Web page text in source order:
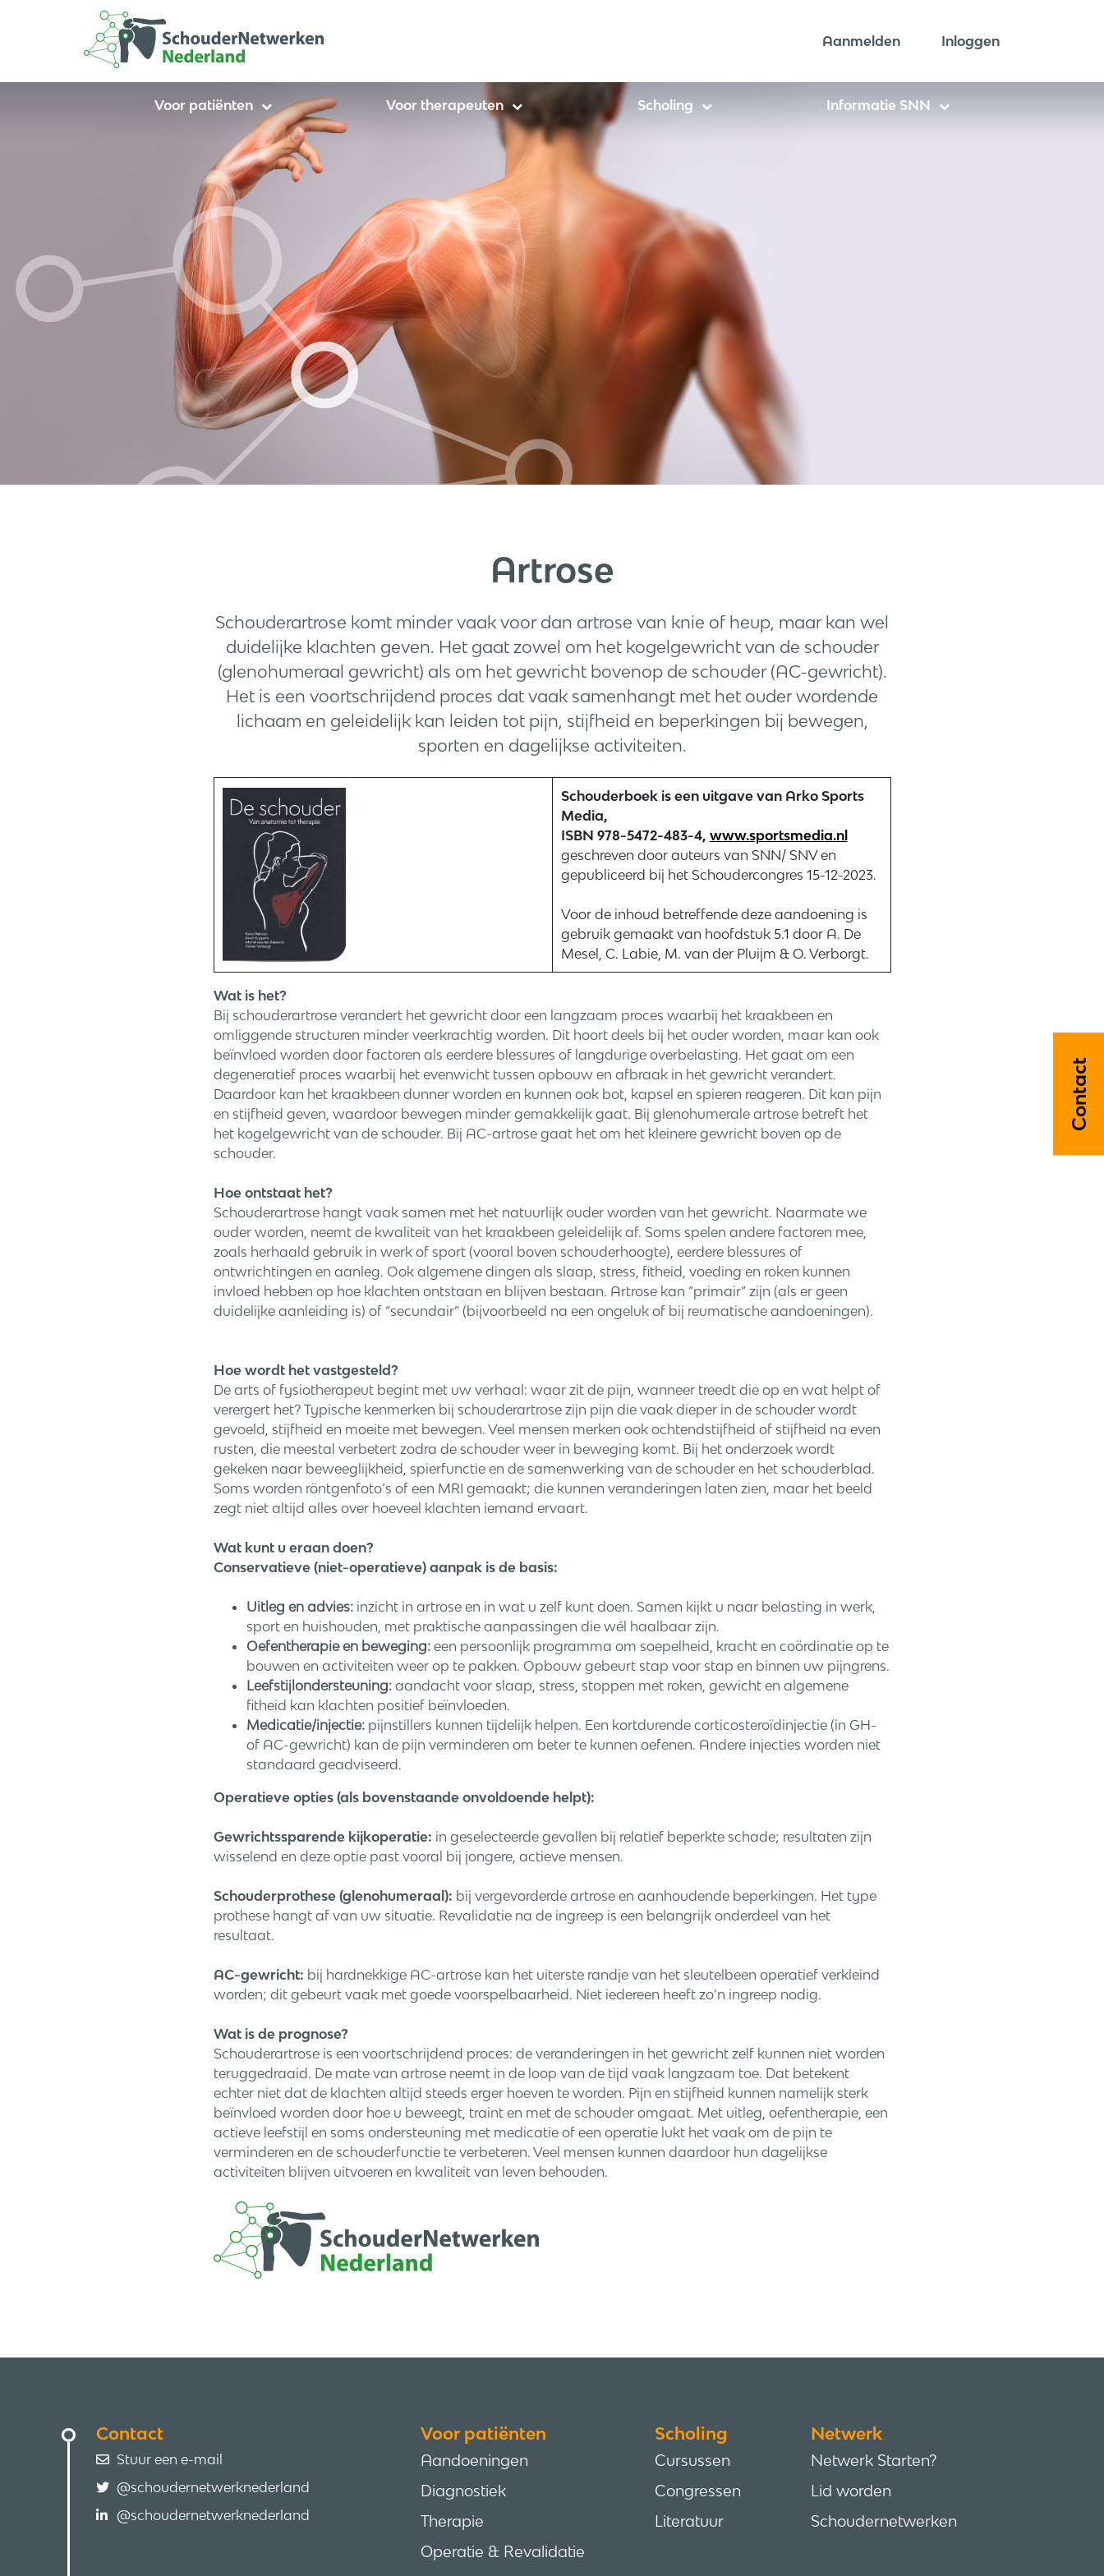
Contact
Inloggen
Aanmelden
Voor patiënten Voor therapeuten Scholing Informatie SNN
Artrose
Schouderartrose komt minder vaak voor dan artrose van knie of heup, maar kan wel
duidelijke klachten geven. Het gaat zowel om het kogelgewricht van de schouder
(glenohumeraal gewricht) als om het gewricht bovenop de schouder (AC-gewricht).
Het is een voortschrijdend proces dat vaak samenhangt met het ouder wordende
lichaam en geleidelijk kan leiden tot pijn, stijfheid en beperkingen bij bewegen,
sporten en dagelijkse activiteiten.
Schouderboek is een uitgave van Arko Sports
Media,
ISBN 978-5472-483-4, www.sportsmedia.nl
geschreven door auteurs van SNN/ SNV en
gepubliceerd bij het Schoudercongres 15-12-2023.
Voor de inhoud betreffende deze aandoening is
gebruik gemaakt van hoofdstuk 5.1 door A. De
Mesel, C. Labie, M. van der Pluijm & O. Verborgt.
Wat is het?
Bij schouderartrose verandert het gewricht door een langzaam proces waarbij het kraakbeen en
omliggende structuren minder veerkrachtig worden. Dit hoort deels bij het ouder worden, maar kan ook
beïnvloed worden door factoren als eerdere blessures of langdurige overbelasting. Het gaat om een
degeneratief proces waarbij het evenwicht tussen opbouw en afbraak in het gewricht verandert.
Daardoor kan het kraakbeen dunner worden en kunnen ook bot, kapsel en spieren reageren. Dit kan pijn
en stijfheid geven, waardoor bewegen minder gemakkelijk gaat. Bij glenohumerale artrose betreft het
het kogelgewricht van de schouder. Bij AC-artrose gaat het om het kleinere gewricht boven op de
schouder.
Hoe ontstaat het?
Schouderartrose hangt vaak samen met het natuurlijk ouder worden van het gewricht. Naarmate we
ouder worden, neemt de kwaliteit van het kraakbeen geleidelijk af. Soms spelen andere factoren mee,
zoals herhaald gebruik in werk of sport (vooral boven schouderhoogte), eerdere blessures of
ontwrichtingen en aanleg. Ook algemene dingen als slaap, stress, fitheid, voeding en roken kunnen
invloed hebben op hoe klachten ontstaan en blijven bestaan. Artrose kan “primair” zijn (als er geen
duidelijke aanleiding is) of “secundair” (bijvoorbeeld na een ongeluk of bij reumatische aandoeningen).
Hoe wordt het vastgesteld?
De arts of fysiotherapeut begint met uw verhaal: waar zit de pijn, wanneer treedt die op en wat helpt of
verergert het? Typische kenmerken bij schouderartrose zijn pijn die vaak dieper in de schouder wordt
gevoeld, stijfheid en moeite met bewegen. Veel mensen merken ook ochtendstijfheid of stijfheid na even
rusten, die meestal verbetert zodra de schouder weer in beweging komt. Bij het onderzoek wordt
gekeken naar beweeglijkheid, spierfunctie en de samenwerking van de schouder en het schouderblad.
Soms worden röntgenfoto’s of een MRI gemaakt; die kunnen veranderingen laten zien, maar het beeld
zegt niet altijd alles over hoeveel klachten iemand ervaart.
Wat kunt u eraan doen?
Conservatieve (niet-operatieve) aanpak is de basis:
Uitleg en advies:inzicht in artrose en in wat u zelf kunt doen. Samen kijkt u naar belasting in werk,
sport en huishouden, met praktische aanpassingen die wél haalbaar zijn.
Oefentherapie en beweging:een persoonlijk programma om soepelheid, kracht en coördinatie op te
bouwen en activiteiten weer op te pakken. Opbouw gebeurt stap voor stap en binnen uw pijngrens.
Leefstijlondersteuning:aandacht voor slaap, stress, stoppen met roken, gewicht en algemene
fitheid kan klachten positief beïnvloeden.
Medicatie/injectie:pijnstillers kunnen tijdelijk helpen. Een kortdurende corticosteroïdinjectie (in GH-
of AC-gewricht) kan de pijn verminderen om beter te kunnen oefenen. Andere injecties worden niet
standaard geadviseerd.
Operatieve opties (als bovenstaande onvoldoende helpt):
Gewrichtssparende kijkoperatie: in geselecteerde gevallen bij relatief beperkte schade; resultaten zijn
wisselend en deze optie past vooral bij jongere, actieve mensen.
Schouderprothese (glenohumeraal): bij vergevorderde artrose en aanhoudende beperkingen. Het type
prothese hangt af van uw situatie. Revalidatie na de ingreep is een belangrijk onderdeel van het
resultaat.
AC-gewricht: bij hardnekkige AC-artrose kan het uiterste randje van het sleutelbeen operatief verkleind
worden; dit gebeurt vaak met goede voorspelbaarheid. Niet iedereen heeft zo’n ingreep nodig.
Wat is de prognose?
Schouderartrose is een voortschrijdend proces: de veranderingen in het gewricht zelf kunnen niet worden
teruggedraaid. De mate van artrose neemt in de loop van de tijd vaak langzaam toe. Dat betekent
echter niet dat de klachten altijd steeds erger hoeven te worden. Pijn en stijfheid kunnen namelijk sterk
beïnvloed worden door hoe u beweegt, traint en met de schouder omgaat. Met uitleg, oefentherapie, een
actieve leefstijl en soms ondersteuning met medicatie of een operatie lukt het vaak om de pijn te
verminderen en de schouderfunctie te verbeteren. Veel mensen kunnen daardoor hun dagelijkse
activiteiten blijven uitvoeren en kwaliteit van leven behouden.
Contact
Stuur een e-mail
@schoudernetwerknederland
@schoudernetwerknederland
Voor patiënten
Aandoeningen
Diagnostiek
Therapie
Operatie & Revalidatie
Scholing
Cursussen
Congressen
Literatuur
Netwerk
Netwerk Starten?
Lid worden
Schoudernetwerken